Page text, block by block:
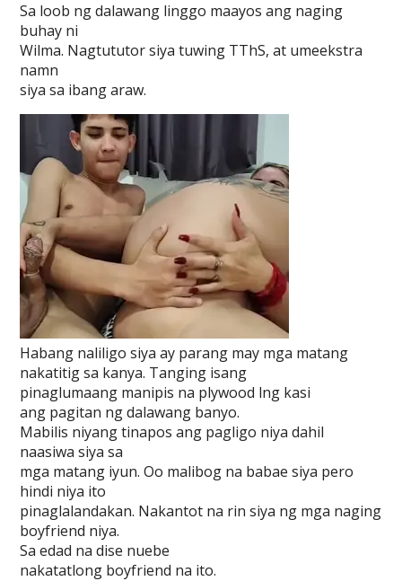
Sa loob ng dalawang linggo maayos ang naging
buhay ni
Wilma. Nagtututor siya tuwing TThS, at umeekstra
namn
siya sa ibang araw.
Habang naliligo siya ay parang may mga matang
nakatitig sa kanya. Tanging isang
pinaglumaang manipis na plywood lng kasi
ang pagitan ng dalawang banyo.
Mabilis niyang tinapos ang pagligo niya dahil
naasiwa siya sa
mga matang iyun. Oo malibog na babae siya pero
hindi niya ito
pinaglalandakan. Nakantot na rin siya ng mga naging
boyfriend niya.
Sa edad na dise nuebe
nakatatlong boyfriend na ito.